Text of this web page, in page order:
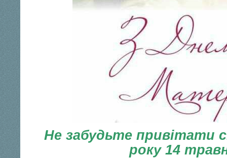
Не забудьте привітати
року 14